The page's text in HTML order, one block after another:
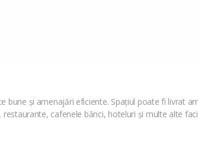
și amenajări eficiente. Spațiul poate fi livrat
cafenele bănci, hoteluri și multe alte